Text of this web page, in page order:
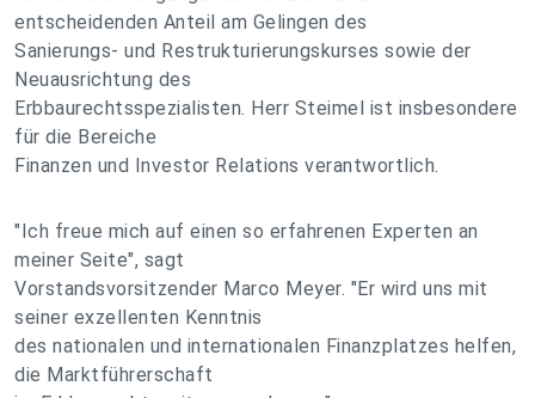
entscheidenden Anteil am Gelingen des
Sanierungs- und Restrukturierungskurses sowie der
Neuausrichtung des
Erbbaurechtsspezialisten. Herr Steimel ist insbesondere
für die Bereiche
Finanzen und Investor Relations verantwortlich.
"Ich freue mich auf einen so erfahrenen Experten an
meiner Seite", sagt
Vorstandsvorsitzender Marco Meyer. "Er wird uns mit
seiner exzellenten Kenntnis
des nationalen und internationalen Finanzplatzes helfen,
die Marktführerschaft